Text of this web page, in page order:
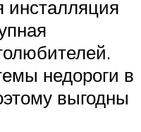
инсталляция
недороги в
выгодны